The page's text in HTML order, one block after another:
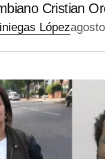
Cristian
López